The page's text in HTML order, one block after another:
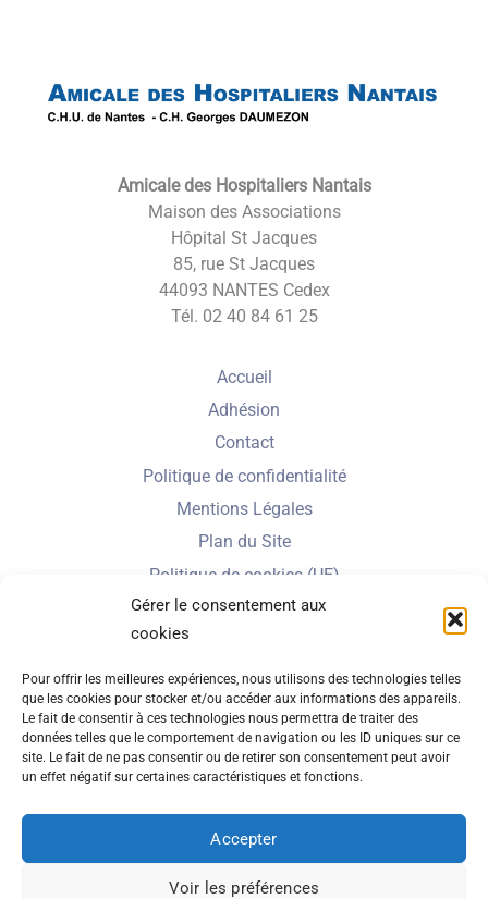
Gérer le consentement aux
cookies
Pour offrir les meilleures expériences, nous utilisons des technologies telles
que les cookies pour stocker et/ou accéder aux informations des appareils.
Le fait de consentir à ces technologies nous permettra de traiter des
données telles que le comportement de navigation ou les ID uniques sur ce
site. Le fait de ne pas consentir ou de retirer son consentement peut avoir
un effet négatif sur certaines caractéristiques et fonctions.
Accepter
Voir les préférences
To
Top
Amicale des Hospitaliers Nantais
Maison des Associations
Hôpital St Jacques
85, rue St Jacques
44093 NANTES Cedex
Tél. 02 40 84 61 25
Accueil
Adhésion
Contact
Politique de confidentialité
Mentions Légales
Plan du Site
Politique de cookies (UE)
Nbe de visiteurs en 2025 :
Nbe total de visites depuis 2022 :
© 2026 Amicale des Hospitaliers Nantais - Tous droits réservés